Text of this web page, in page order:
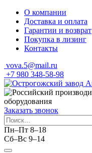
Skip
content
О компании
Доставка и оплата
Гарантии и возврат
Покупка в лизинг
Контакты
vova.5@mail.ru
+7 980 348-58-98
Заказать звонок
Найти:
Пн–Пт 8–18
Сб–Вс 9–14